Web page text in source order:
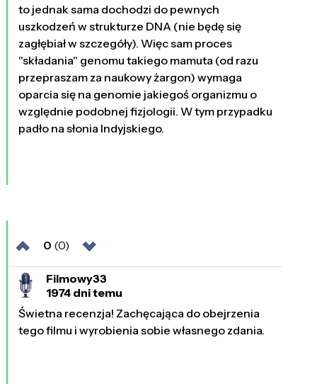
to jednak sama dochodzi do pewnych
uszkodzeń w strukturze DNA (nie będę się
zagłębiał w szczegóły). Więc sam proces
"składania" genomu takiego mamuta (od razu
przepraszam za naukowy żargon) wymaga
oparcia się na genomie jakiegoś organizmu o
względnie podobnej fizjologii. W tym przypadku
padło na słonia Indyjskiego.
0 (0)
Filmowy33
1974 dni temu
Świetna recenzja! Zachęcająca do obejrzenia
tego filmu i wyrobienia sobie własnego zdania.